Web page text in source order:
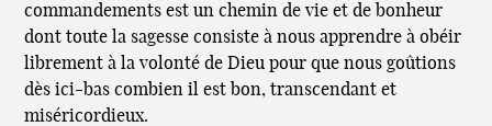
commandements est un chemin de vie et de bonheur
dont toute la sagesse consiste à nous apprendre à obéir
librement à la volonté de Dieu pour que nous goûtions
dès ici-bas combien il est bon, transcendant et
miséricordieux.